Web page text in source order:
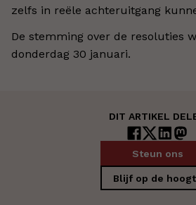
zelfs in reële achteruitgang
De stemming over de resoluties
donderdag 30 januari.
DIT ARTIKEL
Steun ons
Blijf op de